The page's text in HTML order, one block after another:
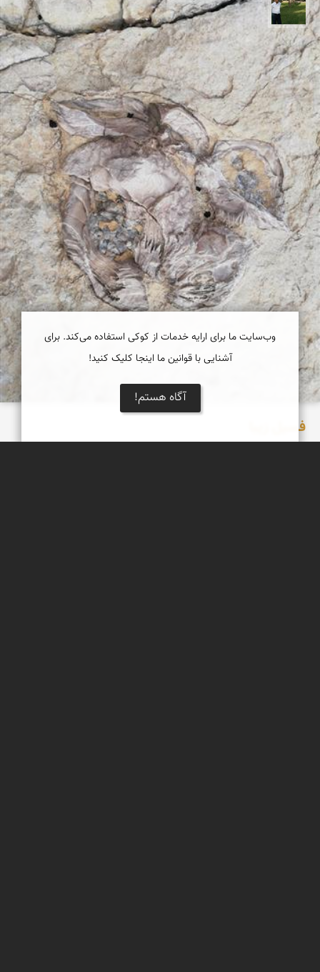
عبدل شعبانی
فسیل زیبا
وب‌سایت ما برای ارایه خدمات از کوکی استفاده می‌کند. برای
آشنایی با قوانین ما اینجا کلیک کنید!
آگاه هستم!